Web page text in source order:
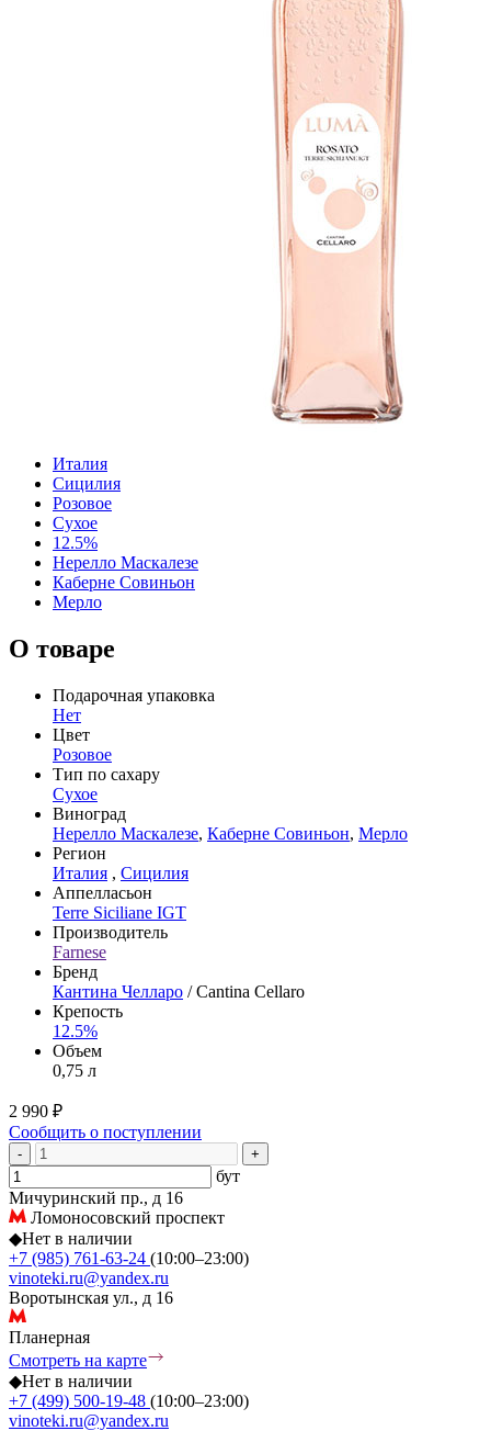
Италия
Сицилия
Розовое
Сухое
12.5%
Нерелло Маскалезе
Каберне Совиньон
Мерло
О товаре
Подарочная упаковка
Нет
Цвет
Розовое
Тип по сахару
Сухое
Виноград
Нерелло Маскалезе, Каберне Совиньон, Мерло
Регион
Италия , Сицилия
Аппелласьон
Terre Siciliane IGT
Производитель
Farnese
Бренд
Кантина Челларо / Cantina Cellaro
Крепость
12.5%
Объем
0,75 л
2 990 ₽
Сообщить о поступлении
- +
бут
Мичуринский пр., д 16
Ломоносовский проспект
◆Нет в наличии
+7 (985) 761-63-24 (10:00–23:00)
vinoteki.ru@yandex.ru
Воротынская ул., д 16
Планерная
Смотреть на карте
◆Нет в наличии
+7 (499) 500-19-48 (10:00–23:00)
vinoteki.ru@yandex.ru